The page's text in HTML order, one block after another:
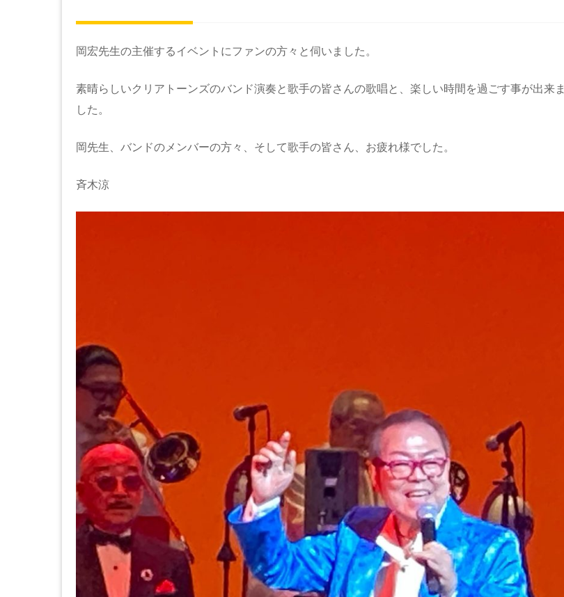
岡宏先生の主催するイベントにファンの方々と伺いました。
素晴らしいクリアトーンズのバンド演奏と歌手の皆さんの歌唱と、楽しい時間を過ごす事が出来ま
した。
岡先生、バンドのメンバーの方々、そして歌手の皆さん、お疲れ様でした。
斉木涼